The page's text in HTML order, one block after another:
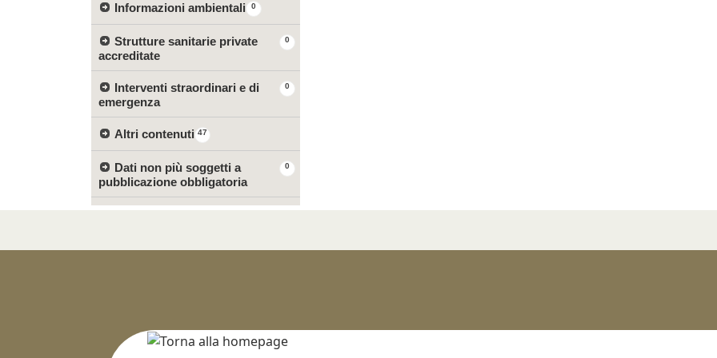
0
Informazioni ambientali
0
Strutture sanitarie private
accreditate
0
Interventi straordinari e di
emergenza
47
Altri contenuti
0
Dati non più soggetti a
pubblicazione obbligatoria